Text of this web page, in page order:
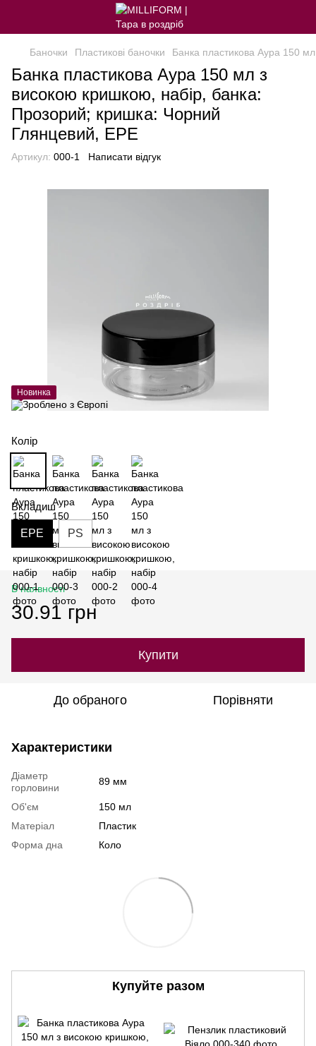
Баночки Пластикові баночки Банка пластикова Аура 150
Банка пластикова Аура 150 мл з
високою кришкою, набір, банка:
Прозорий; кришка: Чорний
Глянцевий, EPE
Артикул: 000-1 Написати відгук
Новинка
Колір
Вкладиш
EPE PS
В наявності
30.91 грн
Купити
До обраного Порівняти
Характеристики
Діаметр
горловини
89 мм
Об'єм
150 мл
Матеріал
Пластик
Форма дна
Коло
Купуйте разом